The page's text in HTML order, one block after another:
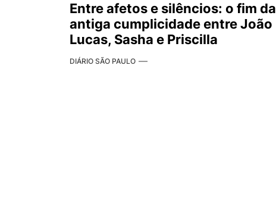
Entre afetos e silêncios: o fim da
antiga cumplicidade entre João
Lucas, Sasha e Priscilla
DIÁRIO SÃO PAULO